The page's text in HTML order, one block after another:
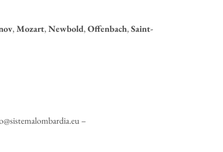
,Mozart,Newbold,Offenbach,Saint-
–